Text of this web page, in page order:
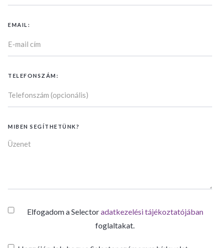
EMAIL:
TELEFONSZÁM:
MIBEN SEGÍTHETÜNK?
Elfogadom a Selectoradatkezelési tájékoztatójában
foglaltakat.